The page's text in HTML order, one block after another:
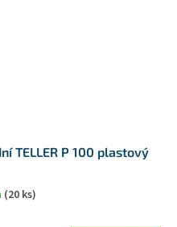
TELLER P 100 plastový
(20 ks)